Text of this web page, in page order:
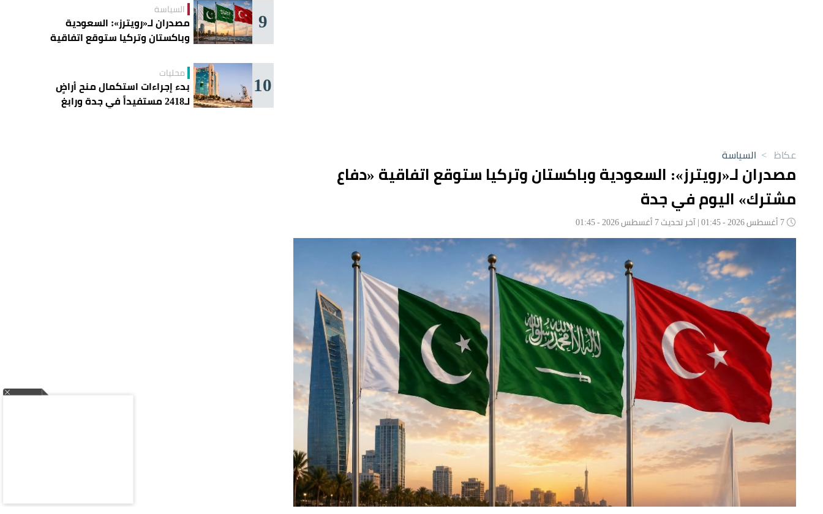
9 السياسة
مصدران لـ«رويترز»: السعودية
وباكستان وتركيا ستوقع اتفاقية
10 محليات
بدء إجراءات استكمال منح أراضٍ
لـ2418 مستفيداً في جدة ورابغ
عكاظ > السياسة
مصدران لـ«رويترز»: السعودية وباكستان وتركيا ستوقع اتفاقية «دفاع
مشترك» اليوم في جدة